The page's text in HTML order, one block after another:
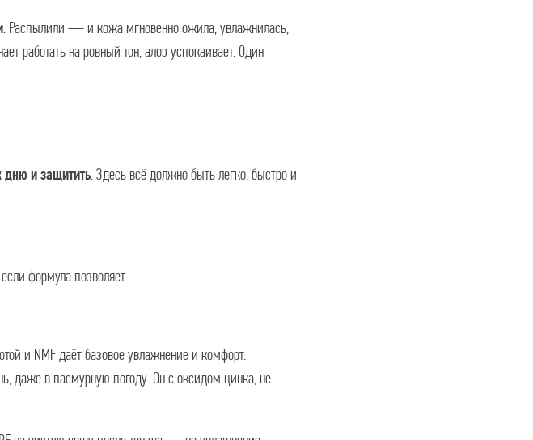
. Распылили — и кожа мгновенно ожила, увлажнилась,
работать на ровный тон, алоэ успокаивает. Один
дню и защитить. Здесь всё должно быть легко, быстро и
формула позволяет.
и NMF даёт базовое увлажнение и комфорт.
даже в пасмурную погоду. Он с оксидом цинка, не